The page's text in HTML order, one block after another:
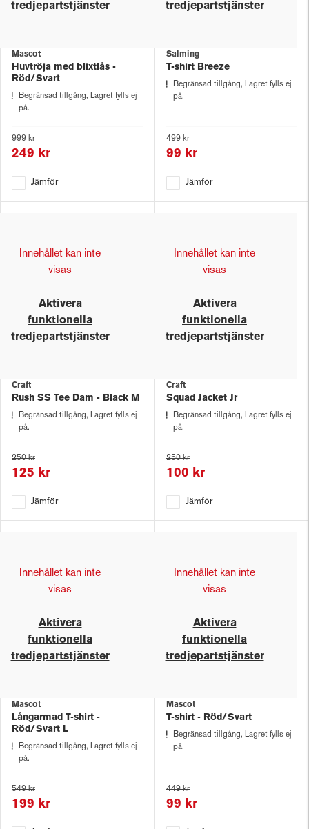
tredjepartstjänster
Mascot
Huvtröja med blixtlås -
Röd/Svart
Begränsad tillgång, Lagret fylls ej
på.
999 kr
249 kr
Jämför
tredjepartstjänster
Salming
T-shirt Breeze
Begränsad tillgång, Lagret fylls ej
på.
499 kr
99 kr
Jämför
Innehållet kan inte
visas
Aktivera
funktionella
tredjepartstjänster
Craft
Rush SS Tee Dam - Black M
Begränsad tillgång, Lagret fylls ej
på.
250 kr
125 kr
Jämför
Innehållet kan inte
visas
Aktivera
funktionella
tredjepartstjänster
Craft
Squad Jacket Jr
Begränsad tillgång, Lagret fylls ej
på.
250 kr
100 kr
Jämför
Innehållet kan inte
visas
Aktivera
funktionella
tredjepartstjänster
Mascot
Långarmad T-shirt -
Röd/Svart L
Begränsad tillgång, Lagret fylls ej
på.
549 kr
199 kr
Innehållet kan inte
visas
Aktivera
funktionella
tredjepartstjänster
Mascot
T-shirt - Röd/Svart
Begränsad tillgång, Lagret fylls ej
på.
449 kr
99 kr